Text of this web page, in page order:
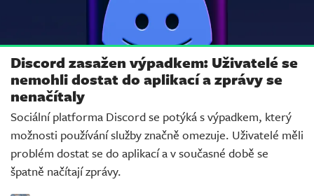
Discord zasažen výpadkem: Uživatelé se
nemohli dostat do aplikací a zprávy se
nenačítaly
Sociální platforma Discord se potýká s výpadkem, který
možnosti používání služby značně omezuje. Uživatelé měli
problém dostat se do aplikací a v současné době se
špatně načítají zprávy.